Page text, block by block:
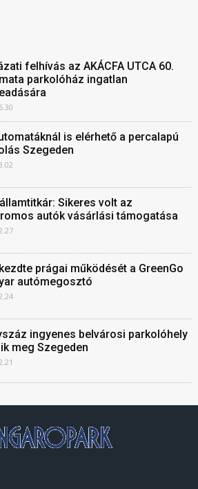
felhívás az AKÁCFA UTCA 60.
parkolóház ingatlan
is elérhető a percalapú
Szegeden
Sikeres volt az
autók vásárlási támogatása
prágai működését a GreenGo
autómegosztó
ingyenes belvárosi parkolóhely
meg Szegeden